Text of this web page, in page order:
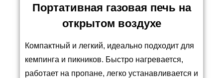
Портативная газовая печь на
открытом воздухе
Компактный и легкий, идеально подходит для
кемпинга и пикников. Быстро нагревается,
работает на пропане, легко устанавливается и